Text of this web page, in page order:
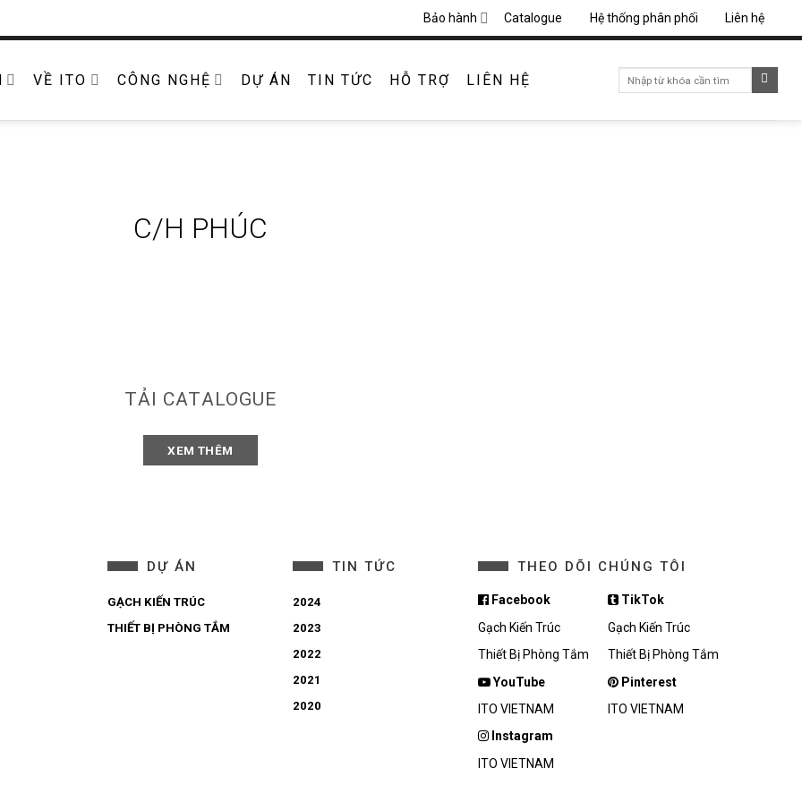
Bảo hành Catalogue Hệ thống phân phối Liên hệ
VỀ ITO CÔNG NGHỆ DỰ ÁN TIN TỨC HỖ TRỢ LIÊN HỆ
Search
C/H PHÚC
TẢI CATALOGUE
XEM THÊM
DỰ ÁN
GẠCH KIẾN TRÚC
THIẾT BỊ PHÒNG TẮM
TIN TỨC
2024
2023
2022
2021
2020
THEO DÕI CHÚNG TÔI
Facebook
Gạch Kiến Trúc
Thiết Bị Phòng Tắm
YouTube
ITO VIETNAM
Instagram
ITO VIETNAM
TikTok
Gạch Kiến Trúc
Thiết Bị Phòng Tắm
Pinterest
ITO VIETNAM